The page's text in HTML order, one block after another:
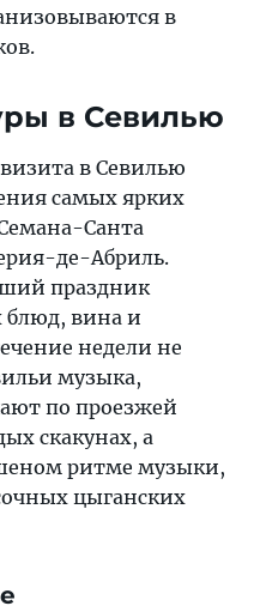
в
в Севилью
в Севилью
самых ярких
Санта
де-Абриль.
праздник
блюд, вина и
недели не
музыка,
по проезжей
скакунах, а
ритме музыки,
цыганских